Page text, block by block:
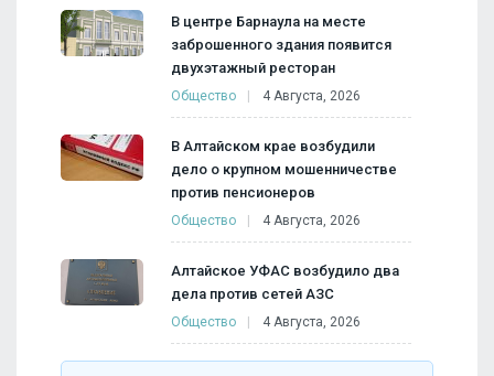
В центре Барнаула на месте
заброшенного здания появится
двухэтажный ресторан
Общество 4 Августа, 2026
В Алтайском крае возбудили
дело о крупном мошенничестве
против пенсионеров
Общество 4 Августа, 2026
Алтайское УФАС возбудило два
дела против сетей АЗС
Общество 4 Августа, 2026